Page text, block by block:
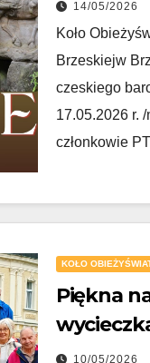
14/05/2026
Koło
Brzeskiejw
czeskiego
17.05.2026 r.
członkowie
KOŁO
Piękna
Dolny
10/05/2026